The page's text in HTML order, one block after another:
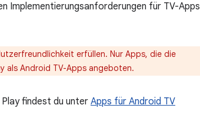
Implementierungsanforderungen für TV-Apps
erfüllen. Nur Apps, die die
als Android TV-Apps angeboten.
findest du unter Apps für Android TV